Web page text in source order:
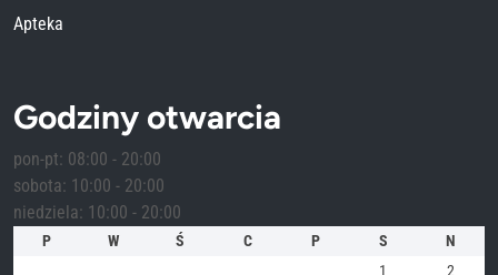
Apteka
Godziny otwarcia
pon-pt: 08:00 - 20:00
sobota: 10:00 - 20:00
niedziela: 10:00 - 20:00
P W Ś C P S
N
1
2